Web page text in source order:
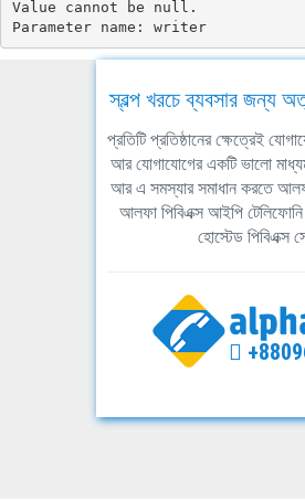
Value cannot be null.
Parameter name: writer
স্বল্প খরচে ব্যবসার জন্য
প্রতিটি প্রতিষ্ঠানের ক্ষেত্রেই
আর যোগাযোগের একটি ভালো
আর এ সমস্যার সমাধান করতে
আলফা পিবিএক্স আইপি টেলিফোনি
হোস্টেড পিবিএক্স